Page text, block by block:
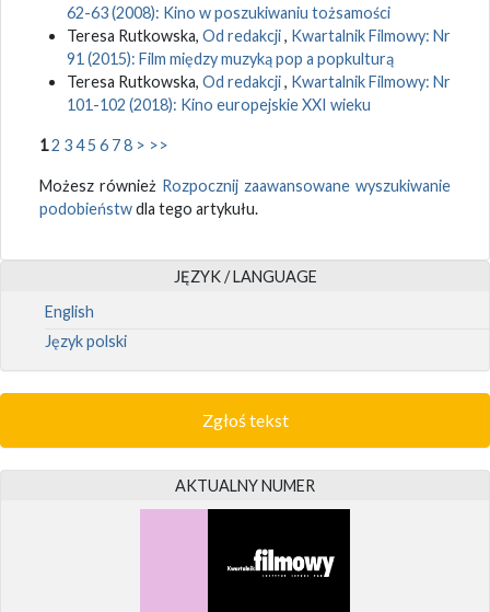
62-63 (2008): Kino w poszukiwaniu tożsamości
Teresa Rutkowska, Od redakcji, Kwartalnik Filmowy: Nr
91 (2015): Film między muzyką pop a popkulturą
Teresa Rutkowska, Od redakcji, Kwartalnik Filmowy: Nr
101-102 (2018): Kino europejskie XXI wieku
12 345 6 78 > >>
Możesz również Rozpocznij zaawansowane wyszukiwanie
podobieństwdla tego artykułu.
JĘZYK / LANGUAGE
English
Język polski
Zgłoś tekst
AKTUALNY NUMER